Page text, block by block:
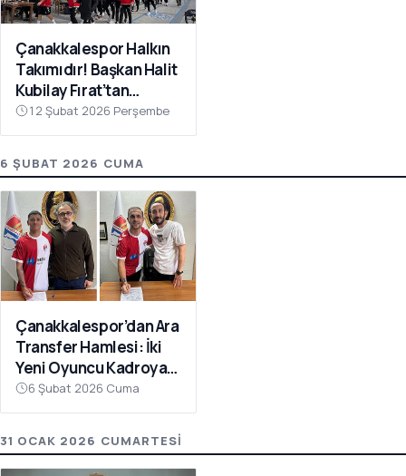
Çanakkalespor Halkın
Takımıdır! Başkan Halit
Kubilay Fırat’tan
Anlamlı Buluşma
12 Şubat 2026 Perşembe
6 ŞUBAT 2026 CUMA
Çanakkalespor’dan Ara
Transfer Hamlesi: İki
Yeni Oyuncu Kadroya
Katıldı
6 Şubat 2026 Cuma
31 OCAK 2026 CUMARTESI